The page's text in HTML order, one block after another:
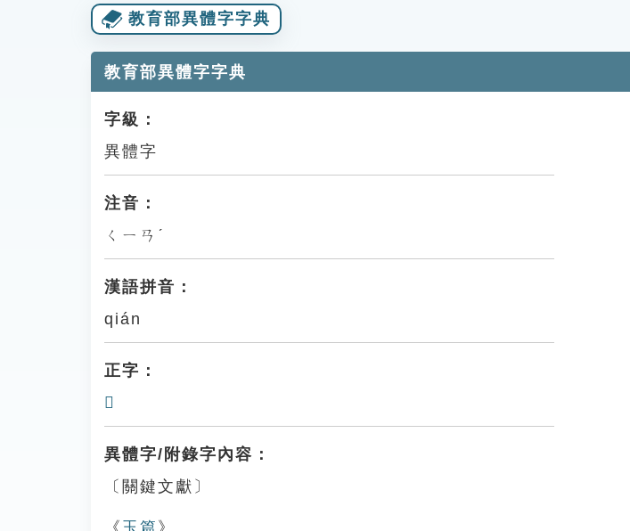
教育部異體字字典
教育部異體字字典
字級：
異體字
注音：
ㄑㄧㄢˊ
漢語拼音：
qián
正字：
𥮒
異體字/附錄字內容：
〔關鍵文獻〕
《 玉篇 》。